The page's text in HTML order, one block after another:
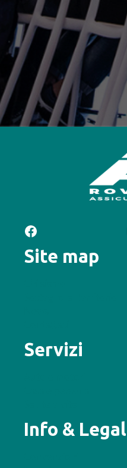
Facebook
Site map
Servizi
Info & Legal